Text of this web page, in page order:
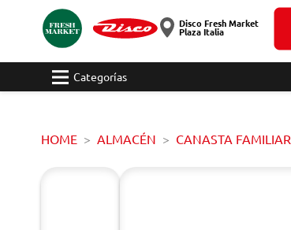
Disco Fresh Market
Plaza Italia
Categorías
HOME ALMACÉN CANASTA FAMILIAR